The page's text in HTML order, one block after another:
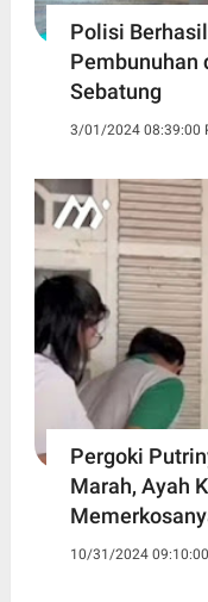
Polisi
Pembunuhan
Sebatung
3/01/2024 08:39:00
Pergoki
Marah, Ayah
10/31/2024